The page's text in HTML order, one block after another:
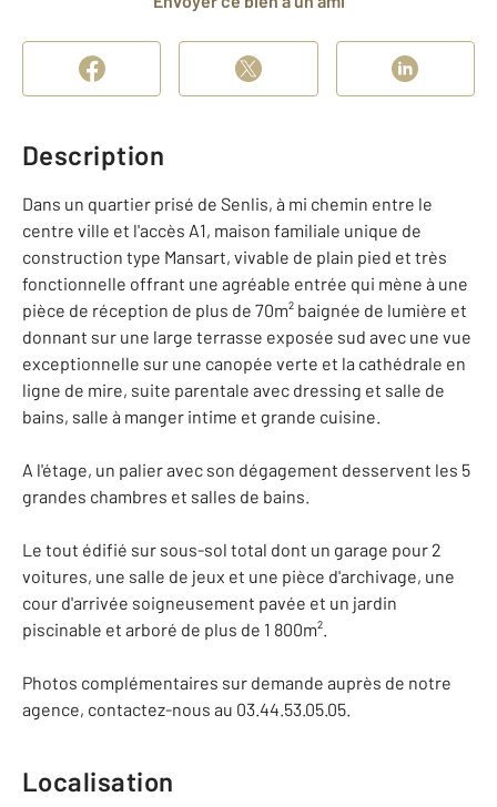
Description
Dans un quartier prisé de Senlis, à mi chemin entre le
centre ville et l'accès A1, maison familiale unique de
construction type Mansart, vivable de plain pied et très
fonctionnelle offrant une agréable entrée qui mène à une
pièce de réception de plus de 70m² baignée de lumière et
donnant sur une large terrasse exposée sud avec une vue
exceptionnelle sur une canopée verte et la cathédrale en
ligne de mire, suite parentale avec dressing et salle de
bains, salle à manger intime et grande cuisine.
A l'étage, un palier avec son dégagement desservent les 5
grandes chambres et salles de bains.
Le tout édifié sur sous-sol total dont un garage pour 2
voitures, une salle de jeux et une pièce d'archivage, une
cour d'arrivée soigneusement pavée et un jardin
piscinable et arboré de plus de 1 800m².
Photos complémentaires sur demande auprès de notre
agence, contactez-nous au 03.44.53.05.05.
Localisation